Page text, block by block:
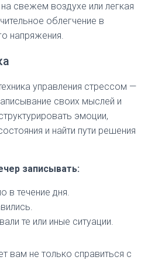
свежем воздухе или легкая
облегчение в
напряжения.
управления стрессом —
своих мыслей и
эмоции,
и найти пути решения
записывать:
в течение дня.
те или иные ситуации.
вам не только справиться с